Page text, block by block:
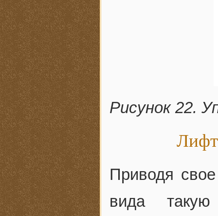
Рисунок 22.
Приводя
вида